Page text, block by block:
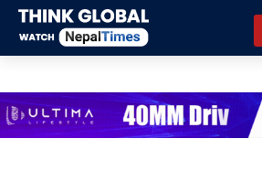
Skip
content